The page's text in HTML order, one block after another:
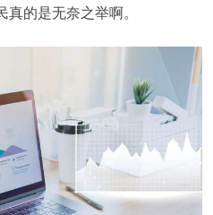
的是无奈之举啊。